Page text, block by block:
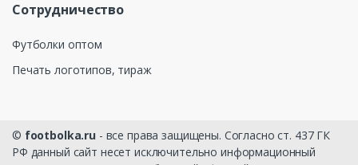
Сотрудничество
Футболки оптом
Печать логотипов, тираж
© footbolka.ru - все права защищены. Согласно ст. 437 ГК
РФ данный сайт несет исключительно информационный